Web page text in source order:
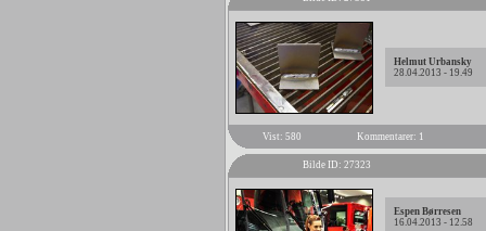
Helmut Urbansky
28.04.2013 - 19.49
Vist: 580 Kommentarer: 1
Bilde ID: 27323
Espen Børresen
16.04.2013 - 12.58